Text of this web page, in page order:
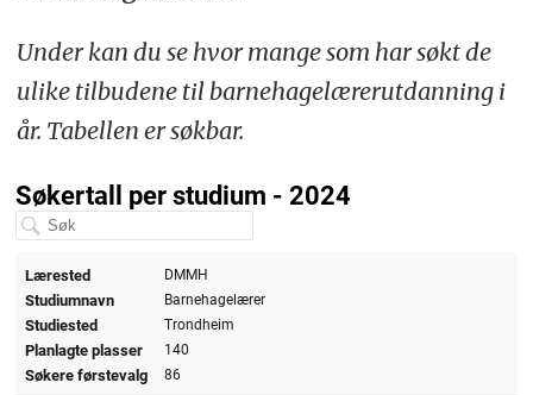
Under kan du se hvor mange som har søkt de
ulike tilbudene til barnehagelærerutdanning i
år. Tabellen er søkbar.